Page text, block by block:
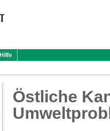
Hilfe
Östliche